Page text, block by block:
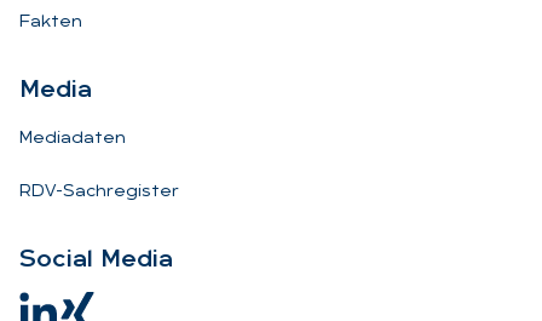
Fakten
Me­dia
Mediadaten
RDV-Sachregister
So­ci­al Me­dia